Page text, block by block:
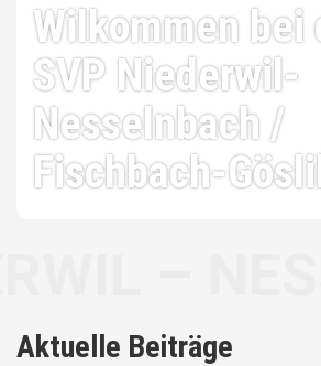
Wilkommen bei
SVP Niederwil-
Nesselnbach /
Fischbach-
Aktuelle Beiträge